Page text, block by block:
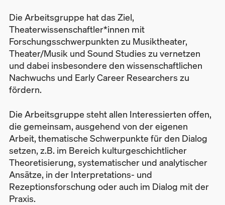
Die Arbeitsgruppe hat das Ziel,
Theaterwissenschaftler*innen mit
Forschungsschwerpunkten zu Musiktheater,
Theater/Musik und Sound Studies zu vernetzen
und dabei insbesondere den wissenschaftlichen
Nachwuchs und Early Career Researchers zu
fördern.
Die Arbeitsgruppe steht allen Interessierten offen,
die gemeinsam, ausgehend von der eigenen
Arbeit, thematische Schwerpunkte für den Dialog
setzen, z.B. im Bereich kulturgeschichtlicher
Theoretisierung, systematischer und analytischer
Ansätze, in der Interpretations- und
Rezeptionsforschung oder auch im Dialog mit der
Praxis.